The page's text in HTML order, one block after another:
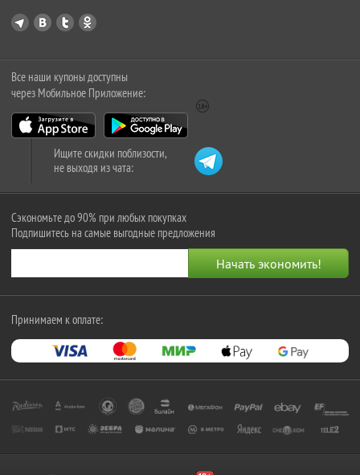
Все наши купоны доступны
через Мобильное Приложение:
Ищите скидки поблизости,
не выходя из чата:
Сэкономьте до 90% при любых покупках
Подпишитесь на самые выгодные предложения
Принимаем к оплате: